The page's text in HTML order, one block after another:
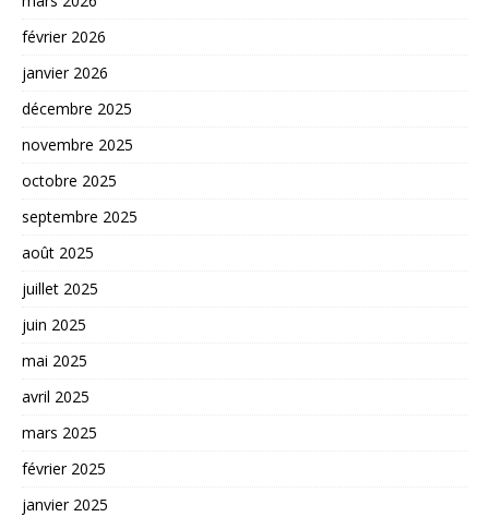
février 2026
janvier 2026
décembre 2025
novembre 2025
octobre 2025
septembre 2025
août 2025
juillet 2025
juin 2025
mai 2025
avril 2025
mars 2025
février 2025
janvier 2025